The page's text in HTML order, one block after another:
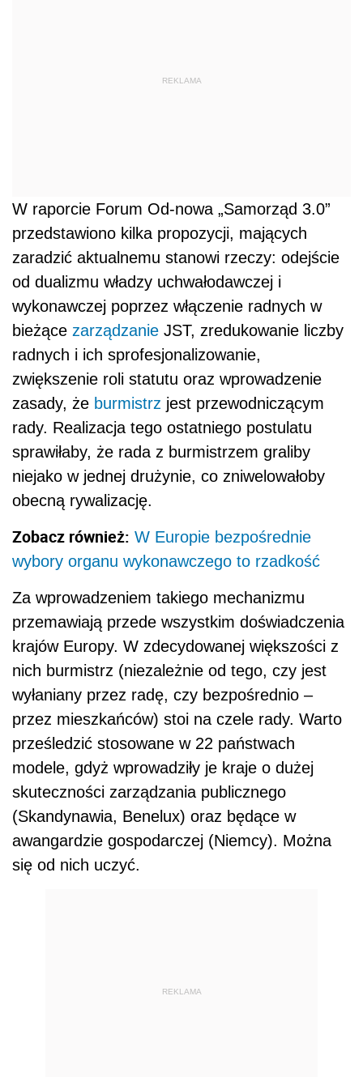
REKLAMA
W raporcie Forum Od-nowa „Samorząd 3.0”
przedstawiono kilka propozycji, mających
zaradzić aktualnemu stanowi rzeczy: odejście
od dualizmu władzy uchwałodawczej i
wykonawczej poprzez włączenie radnych w
bieżące zarządzanie JST, zredukowanie liczby
radnych i ich sprofesjonalizowanie,
zwiększenie roli statutu oraz wprowadzenie
zasady, że burmistrz jest przewodniczącym
rady. Realizacja tego ostatniego postulatu
sprawiłaby, że rada z burmistrzem graliby
niejako w jednej drużynie, co zniwelowałoby
obecną rywalizację.
Zobacz również: W Europie bezpośrednie
wybory organu wykonawczego to rzadkość
Za wprowadzeniem takiego mechanizmu
przemawiają przede wszystkim doświadczenia
krajów Europy. W zdecydowanej większości z
nich burmistrz (niezależnie od tego, czy jest
wyłaniany przez radę, czy bezpośrednio –
przez mieszkańców) stoi na czele rady. Warto
prześledzić stosowane w 22 państwach
modele, gdyż wprowadziły je kraje o dużej
skuteczności zarządzania publicznego
(Skandynawia, Benelux) oraz będące w
awangardzie gospodarczej (Niemcy). Można
się od nich uczyć.
REKLAMA